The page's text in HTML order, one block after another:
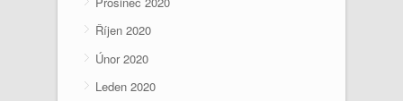
Říjen 2020
Únor 2020
Leden 2020